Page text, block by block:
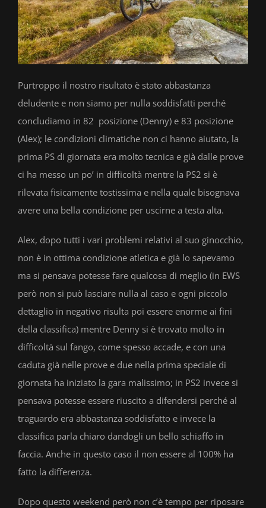
Purtroppo il nostro risultato è stato abbastanza
deludente e non siamo per nulla soddisfatti perché
concludiamo in 82 posizione (Denny) e 83 posizione
(Alex); le condizioni climatiche non ci hanno aiutato, la
prima PS di giornata era molto tecnica e già dalle prove
ci ha messo un po’ in difficoltà mentre la PS2 si è
rilevata fisicamente tostissima e nella quale bisognava
avere una bella condizione per uscirne a testa alta.
Alex, dopo tutti i vari problemi relativi al suo ginocchio,
non è in ottima condizione atletica e già lo sapevamo
ma si pensava potesse fare qualcosa di meglio (in EWS
però non si può lasciare nulla al caso e ogni piccolo
dettaglio in negativo risulta poi essere enorme ai fini
della classifica) mentre Denny si è trovato molto in
difficoltà sul fango, come spesso accade, e con una
caduta già nelle prove e due nella prima speciale di
giornata ha iniziato la gara malissimo; in PS2 invece si
pensava potesse essere riuscito a difendersi perché al
traguardo era abbastanza soddisfatto e invece la
classifica parla chiaro dandogli un bello schiaffo in
faccia. Anche in questo caso il non essere al 100% ha
fatto la differenza.
Dopo questo weekend però non c’è tempo per riposare